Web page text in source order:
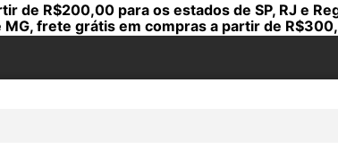
de R$200,00 para os estados de SP, RJ e
MG, frete grátis em compras a partir de